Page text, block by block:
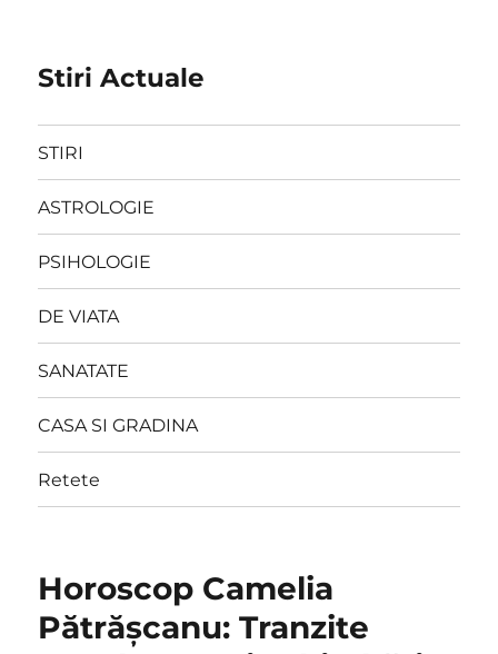
Stiri Actuale
STIRI
ASTROLOGIE
PSIHOLOGIE
DE VIATA
SANATATE
CASA SI GRADINA
Retete
Horoscop Camelia
Pătrășcanu: Tranzite